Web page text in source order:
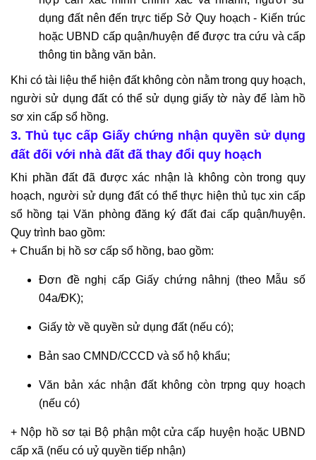
dụng đất nên đến trực tiếp Sở Quy hoạch - Kiến trúc
hoặc UBND cấp quận/huyện để được tra cứu và cấp
thông tin bằng văn bản.
Khi có tài liệu thể hiện đất không còn nằm trong quy hoạch,
người sử dụng đất có thể sử dụng giấy tờ này để làm hồ
sơ xin cấp sổ hồng.
3. Thủ tục cấp Giấy chứng nhận quyền sử dụng
đất đối với nhà đất đã thay đổi quy hoạch
Khi phần đất đã được xác nhận là không còn trong quy
hoạch, người sử dụng đất có thể thực hiện thủ tục xin cấp
sổ hồng tại Văn phòng đăng ký đất đai cấp quận/huyện.
Quy trình bao gồm:
+ Chuẩn bị hồ sơ cấp sổ hồng, bao gồm:
Đơn đề nghị cấp Giấy chứng nâhnj (theo Mẫu số
04a/ĐK);
Giấy tờ về quyền sử dụng đất (nếu có);
Bản sao CMND/CCCD và sổ hộ khẩu;
Văn bản xác nhận đất không còn trpng quy hoạch
(nếu có)
+ Nộp hồ sơ tại Bộ phận một cửa cấp huyện hoặc UBND
cấp xã (nếu có uỷ quyền tiếp nhận)